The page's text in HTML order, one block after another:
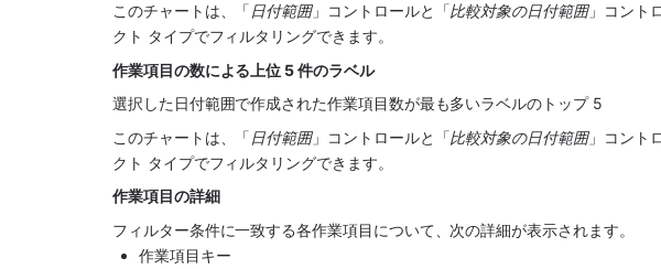
このチャートは、「日付範囲」コントロールと「比較対象の日付範囲」コント
クト タイプでフィルタリングできます。
作業項目の数による上位 5 件のラベル
選択した日付範囲で作成された作業項目数が最も多いラベルのトップ 5
このチャートは、「日付範囲」コントロールと「比較対象の日付範囲」コント
クト タイプでフィルタリングできます。
作業項目の詳細
フィルター条件に一致する各作業項目について、次の詳細が表示されます。
作業項目キー